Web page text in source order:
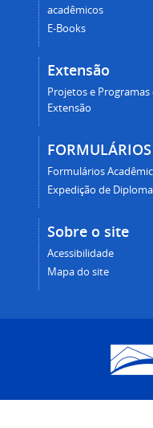
acadêmicos
E-Books
Extensão
Projetos e Programas
Extensão
FORMULÁRIOS
Formulários
Expedição de Diploma
Sobre o site
Acessibilidade
Mapa do site